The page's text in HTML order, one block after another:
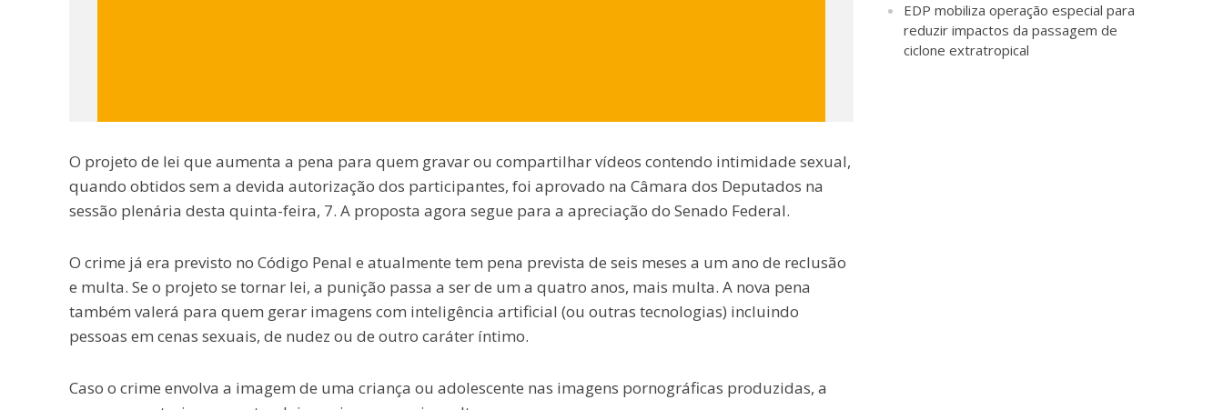
O projeto de lei que aumenta a pena para quem gravar ou compartilhar vídeos contendo intimidade sexual,
quando obtidos sem a devida autorização dos participantes, foi aprovado na Câmara dos Deputados na
sessão plenária desta quinta-feira, 7. A proposta agora segue para a apreciação do Senado Federal.
O crime já era previsto no Código Penal e atualmente tem pena prevista de seis meses a um ano de reclusão
e multa. Se o projeto se tornar lei, a punição passa a ser de um a quatro anos, mais multa. A nova pena
também valerá para quem gerar imagens com inteligência artificial (ou outras tecnologias) incluindo
pessoas em cenas sexuais, de nudez ou de outro caráter íntimo.
Caso o crime envolva a imagem de uma criança ou adolescente nas imagens pornográficas produzidas, a
EDP mobiliza operação especial para
reduzir impactos da passagem de
ciclone extratropical